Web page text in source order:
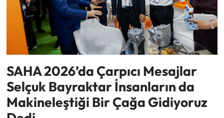
SAHA 2026’da Çarpıcı Mesajlar
Selçuk Bayraktar İnsanların da
Makineleştiği Bir Çağa Gidiyoruz